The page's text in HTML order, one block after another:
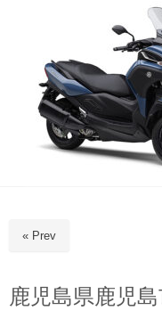
« Prev
鹿児島県鹿児